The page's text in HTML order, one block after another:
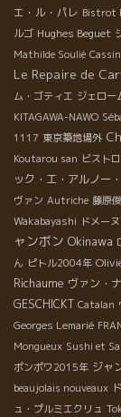
エ・ル・パレ Bistrot
ルゴ Hughes Beguet
Mathilde Soulié
Le Repaire de
ム・ゴティエ ジェロー
KITAGAWA-NAWO
1117 東京築地場外
Koutarou san ビスト
ック・エ・アルノー
ヴァン Autriche 藤原
Wakabayashi ドメー
ャンボン Okinawa
ん ピトル2004年
Richaume ヴァン・
GESCHICKT Catalan
Georges Lemarié
Mongueux Sushi et
ポンポワ2015年 ジャ
beaujolais nouveaux
ュ・プルミエクリュ